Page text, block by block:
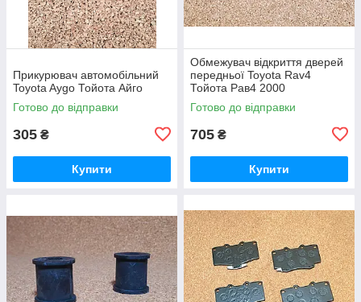
Прикурювач автомобільний
Toyota Aygo Тойота Айго
Готово до відправки
305 ₴
Купити
Обмежувач відкриття дверей
передньої Toyota Rav4
Тойота Рав4 2000
Готово до відправки
705 ₴
Купити